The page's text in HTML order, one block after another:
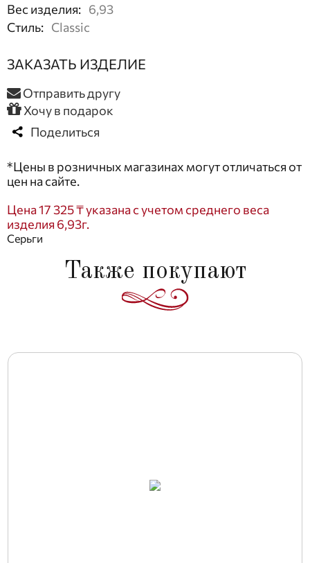
Вес изделия: 6,93
Стиль: Classic
ЗАКАЗАТЬ ИЗДЕЛИЕ
Отправить другу
Хочу в подарок
Поделиться
*Цены в розничных магазинах могут отличаться от
цен на сайте.
Цена 17 325 ₸ указана с учетом среднего веса
изделия 6,93г.
Серьги
Также покупают